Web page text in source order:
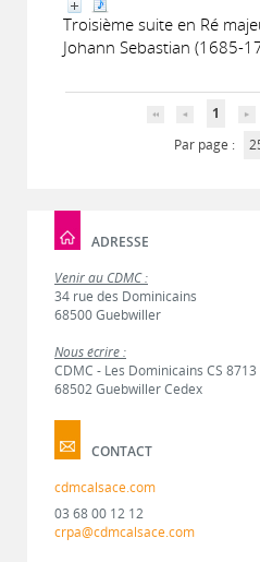
Troisième suite en Ré
Johann Sebastian (1685-
1
Par page :
ADRESSE
Venir au CDMC :
34 rue des Dominicains
68500 Guebwiller
Nous écrire :
CDMC - Les Dominicains CS 8713
68502 Guebwiller Cedex
CONTACT
cdmcalsace.com
03 68 00 12 12
crpa@cdmcalsace.com